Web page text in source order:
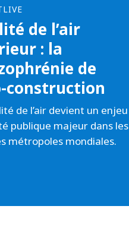
de l’air
: la
de
construction
de l’air devient un enjeu
publique majeur dans les
métropoles mondiales.